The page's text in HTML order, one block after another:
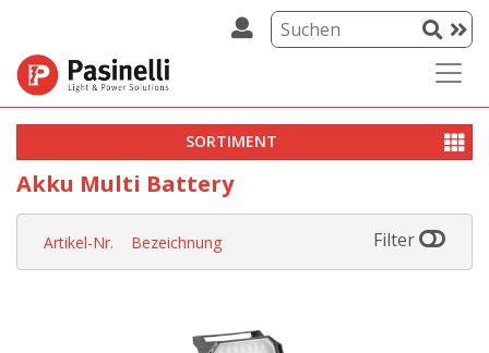
SORTIMENT
Akku Multi Battery
Artikel-Nr. Bezeichnung Filter